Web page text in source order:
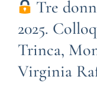
Tre
2025.
Trinca,
Virginia